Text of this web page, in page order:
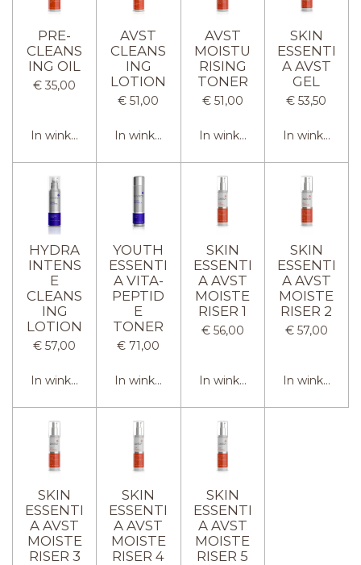
PRE-
CLEANS
ING OIL
€ 35,00
In winkelwagen
AVST
CLEANS
ING
LOTION
€ 51,00
In winkelwagen
AVST
MOISTU
RISING
TONER
€ 51,00
In winkelwagen
SKIN
ESSENTI
A AVST
GEL
€ 53,50
In
HYDRA
INTENS
E
CLEANS
ING
LOTION
€ 57,00
In winkelwagen
YOUTH
ESSENTI
A VITA-
PEPTID
E
TONER
€ 71,00
In winkelwagen
SKIN
ESSENTI
A AVST
MOISTE
RISER 1
€ 56,00
In winkelwagen
SKIN
ESSENTI
A AVST
MOISTE
RISER 2
€ 57,00
In
SKIN
ESSENTI
A AVST
MOISTE
RISER 3
SKIN
ESSENTI
A AVST
MOISTE
RISER 4
SKIN
ESSENTI
A AVST
MOISTE
RISER 5